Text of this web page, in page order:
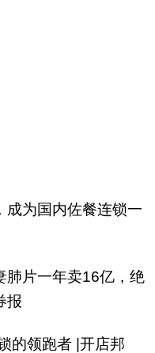
成为国内佐餐连锁一
肺片一年卖16亿，绝
报
的领跑者 |开店邦